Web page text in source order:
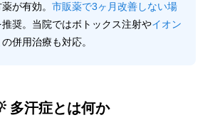
が有効。 市販薬で3ヶ月改善しない場
奨。当院ではボトックス注射やイオン
の併用治療も対応。
多汗症とは何か